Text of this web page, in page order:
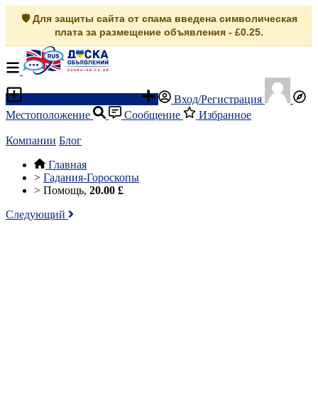
🛡️ Для защиты сайта от спама введена символическая
плата за размещение объявления - £0.25.
Вход/Регистрация
Местоположение
Сообщение Избранное
Компании Блог
Главная
> Гадания-Гороскопы
> Помощь, 20.00 £
Следующий